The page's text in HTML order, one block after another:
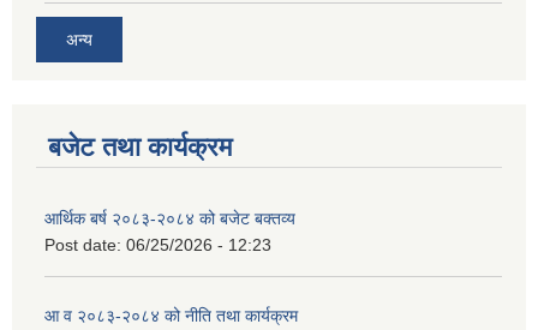
अन्य
बजेट तथा कार्यक्रम
आर्थिक बर्ष २०८३-२०८४ को बजेट बक्तव्य
Post date: 06/25/2026 - 12:23
आ व २०८३-२०८४ को नीति तथा कार्यक्रम